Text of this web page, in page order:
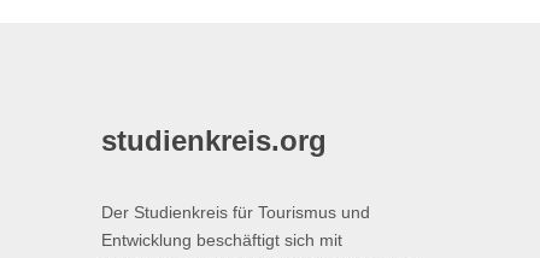
studienkreis.org
Der Studienkreis für Tourismus und
Entwicklung beschäftigt sich mit